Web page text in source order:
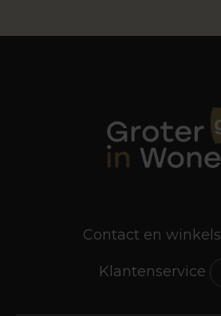
Contact en winkels
Klantenservice